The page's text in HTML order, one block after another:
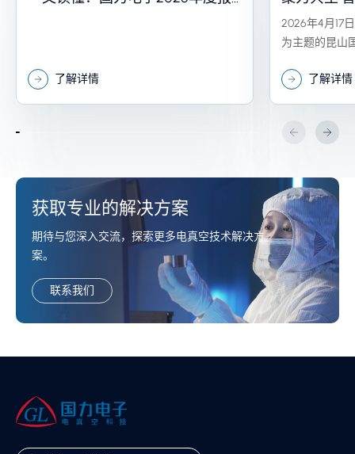
了解详情
力电子
举行
2026年4月17
为主题的昆山
会在昆山隆重
了解详情
获取专业的解决方案
期待与您深入交流，探索更多电真空技术解决方
案。
联系我们